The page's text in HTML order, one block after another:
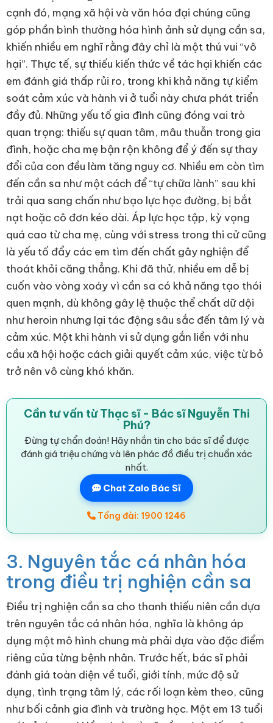
cạnh đó, mạng xã hội và văn hóa đại chúng cũng
góp phần bình thường hóa hình ảnh sử dụng cần sa,
khiến nhiều em nghĩ rằng đây chỉ là một thú vui “vô
hại”. Thực tế, sự thiếu kiến thức về tác hại khiến các
em đánh giá thấp rủi ro, trong khi khả năng tự kiểm
soát cảm xúc và hành vi ở tuổi này chưa phát triển
đầy đủ. Những yếu tố gia đình cũng đóng vai trò
quan trọng: thiếu sự quan tâm, mâu thuẫn trong gia
đình, hoặc cha mẹ bận rộn không để ý đến sự thay
đổi của con đều làm tăng nguy cơ. Nhiều em còn tìm
đến cần sa như một cách để “tự chữa lành” sau khi
trải qua sang chấn như bạo lực học đường, bị bắt
nạt hoặc cô đơn kéo dài. Áp lực học tập, kỳ vọng
quá cao từ cha mẹ, cùng với stress trong thi cử cũng
là yếu tố đẩy các em tìm đến chất gây nghiện để
thoát khỏi căng thẳng. Khi đã thử, nhiều em dễ bị
cuốn vào vòng xoáy vì cần sa có khả năng tạo thói
quen mạnh, dù không gây lệ thuộc thể chất dữ dội
như heroin nhưng lại tác động sâu sắc đến tâm lý và
cảm xúc. Một khi hành vi sử dụng gắn liền với nhu
cầu xã hội hoặc cách giải quyết cảm xúc, việc từ bỏ
trở nên vô cùng khó khăn.
Cần tư vấn từ Thạc sĩ - Bác sĩ Nguyễn Thi
Phú?
Đừng tự chẩn đoán! Hãy nhắn tin cho bác sĩ để được
đánh giá triệu chứng và lên phác đồ điều trị chuẩn xác
nhất.
Chat Zalo Bác Sĩ
Tổng đài: 1900 1246
3. Nguyên tắc cá nhân hóa
trong điều trị nghiện cần sa
Điều trị nghiện cần sa cho thanh thiếu niên cần dựa
trên nguyên tắc cá nhân hóa, nghĩa là không áp
dụng một mô hình chung mà phải dựa vào đặc điểm
riêng của từng bệnh nhân. Trước hết, bác sĩ phải
đánh giá toàn diện về tuổi, giới tính, mức độ sử
dụng, tình trạng tâm lý, các rối loạn kèm theo, cũng
như bối cảnh gia đình và trường học. Một em 13 tuổi